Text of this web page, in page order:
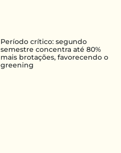
Período crítico: segundo
semestre concentra até 80%
mais brotações, favorecendo o
greening